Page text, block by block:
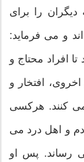
را برای
و می فرماید:
تا افراد محتاج و
افتخار و
می کنند. هرکسی
و اهل درد می
رساند. پس او